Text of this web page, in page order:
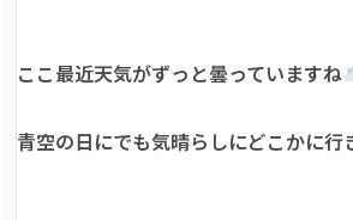
ここ最近天気がずっと曇っていますね
青空の日にでも気晴らしにどこかに行